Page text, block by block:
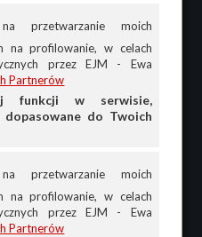
przetwarzanie moich
na profilowanie, w celach
przez EJM - Ewa
Partnerów
funkcji w serwisie,
do Twoich
przetwarzanie moich
na profilowanie, w celach
przez EJM - Ewa
Partnerów